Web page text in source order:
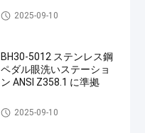
緊急 シャワー と 目 洗い
2025-09-10
BH30-5012 ステンレス鋼
ペダル眼洗いステーショ
ン ANSI Z358.1 に準拠
緊急 シャワー と 目 洗い
2025-09-10